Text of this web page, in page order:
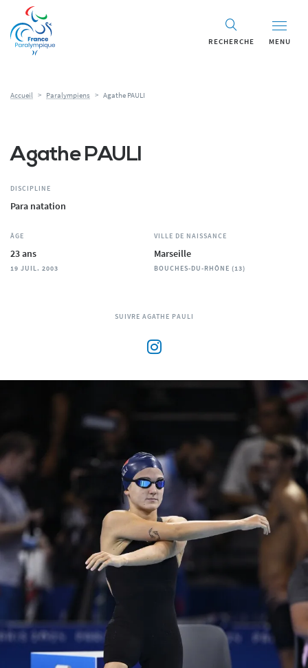
RECHERCHE MENU
Accueil > Paralympiens > Agathe PAULI
Agathe PAULI
DISCIPLINE
Para natation
ÂGE
23 ans
19 JUIL. 2003
VILLE DE NAISSANCE
Marseille
BOUCHES-DU-RHÔNE (13)
SUIVRE AGATHE PAULI
Panneau de gestion des cookies